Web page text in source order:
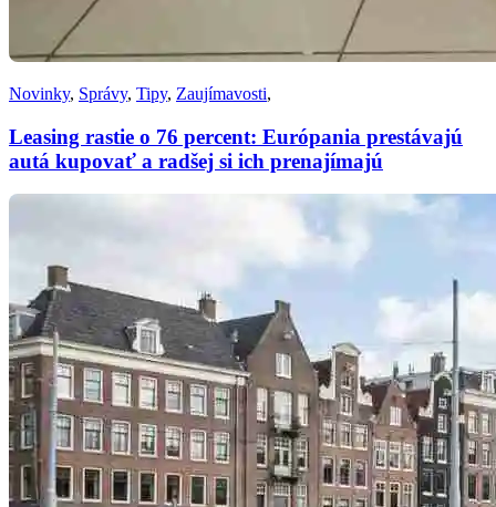
Novinky, Správy, Tipy, Zaujímavosti,
Leasing rastie o 76 percent: Európania prestávajú
autá kupovať a radšej si ich prenajímajú